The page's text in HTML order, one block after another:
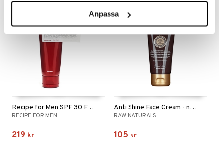
Anpassa
Recipe for Men SPF 30 Face Cream
RECIPE FOR MEN
219 kr
Anti Shine Face Cream - norm/oily skin
RAW NATURALS
105 kr